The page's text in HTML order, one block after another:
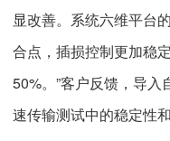
显改善。系统六维平台
合点，插损控制更加稳
50%。”客户反馈，导
速传输测试中的稳定性